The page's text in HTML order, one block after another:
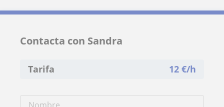
Contacta con Sandra
Tarifa 12 €/h